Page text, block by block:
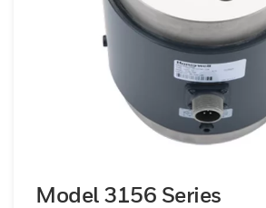
trazione/compressione
fornendo misurazioni precise in
ristrette o difficili. Le nostre
in miniatura sono disponibili
di carico da 50 ga 30.000 libbre
mantengono una precisione
soddisfare diversi requisiti
Model 3156 Series